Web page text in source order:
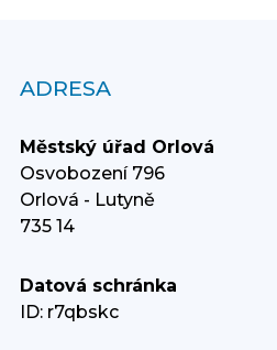
ADRESA
Městský úřad Orlová
Osvobození 796
Orlová - Lutyně
735 14
Datová schránka
ID: r7qbskc